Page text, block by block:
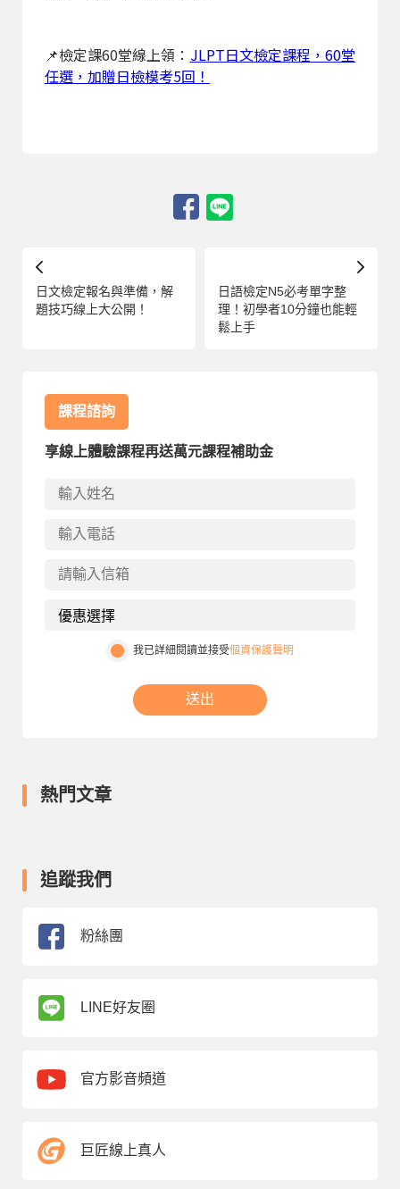
📌檢定課60堂線上領： JLPT日文檢定課程，60堂
任選，加贈日檢模考5回！
日文檢定報名與準備，解
題技巧線上大公開！
日語檢定N5必考單字整
理！初學者10分鐘也能輕
鬆上手
課程諮詢
享線上體驗課程再送萬元課程補助金
我已詳細閱讀並接受個資保護聲明
送出
熱門文章
追蹤我們
粉絲團
LINE好友圈
官方影音頻道
巨匠線上真人